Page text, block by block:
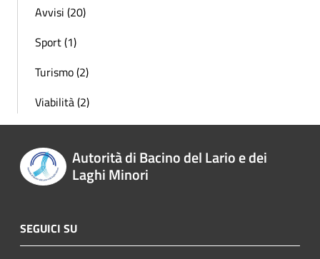
Avvisi (20)
Sport (1)
Turismo (2)
Viabilità (2)
Autorità di Bacino del Lario e dei
Laghi Minori
SEGUICI SU